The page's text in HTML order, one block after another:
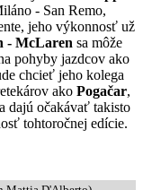
- San Remo,
jeho výkonnosť už
- McLaren sa môže
pohyby jazdcov ako
chcieť jeho kolega
ako Pogačar,
dajú očakávať takisto
tohtoročnej edície.